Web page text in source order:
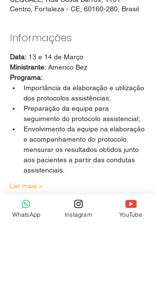
Centro, Fortaleza - CE, 60160-280, Brasil
Informações
Data: 13 e 14 de Março
Ministrante: Americo Bez
Programa:
Importância da elaboração e utilização
dos protocolos assistências;
Preparação da equipe para
seguimento do protocolo assistencial;
Envolvimento da equipe na elaboração
e acompanhamento do protocolo,
mensurar os resultados obtidos junto
aos pacientes a partir das condutas
assistenciais.
Ler mais >
WhatsApp Instagram YouTube